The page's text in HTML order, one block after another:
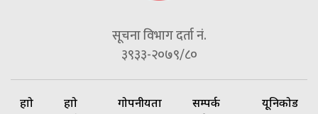
सूचना विभाग दर्ता नं.
३९३३-२०७९/८०
हाम्रो
हाम्रो
गोपनीयता
सम्पर्क
यूनिकोड